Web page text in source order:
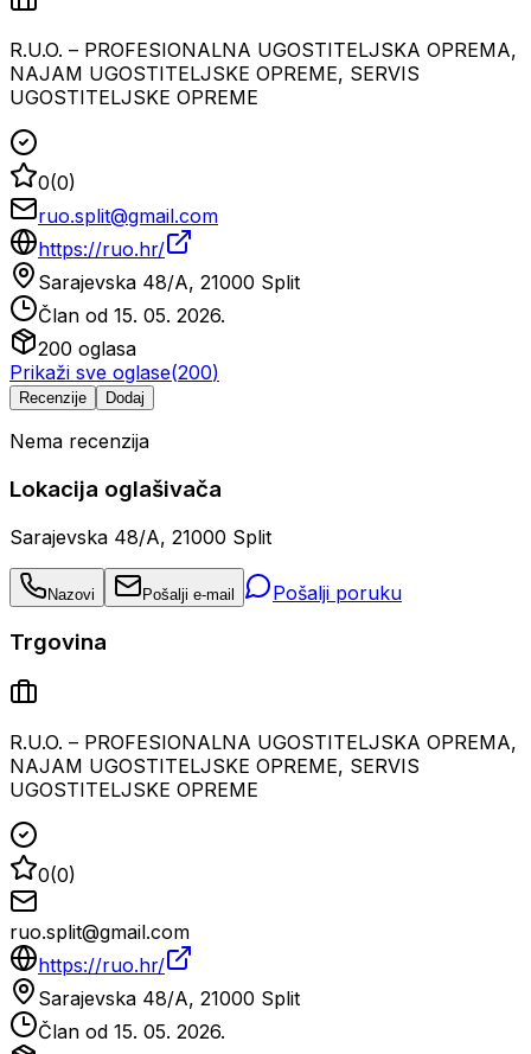
R.U.O. – PROFESIONALNA UGOSTITELJSKA OPREMA,
NAJAM UGOSTITELJSKE OPREME, SERVIS
UGOSTITELJSKE OPREME
0(0)
ruo.split@gmail.com
https://ruo.hr/
Sarajevska 48/A, 21000 Split
Član od 15. 05. 2026.
200 oglasa
Prikaži sve oglase(200)
Recenzije Dodaj
Nema recenzija
Lokacija oglašivača
Sarajevska 48/A, 21000 Split
Nazovi Pošalji e-mail Pošalji poruku
Trgovina
R.U.O. – PROFESIONALNA UGOSTITELJSKA OPREMA,
NAJAM UGOSTITELJSKE OPREME, SERVIS
UGOSTITELJSKE OPREME
0(0)
ruo.split@gmail.com
https://ruo.hr/
Sarajevska 48/A, 21000 Split
Član od 15. 05. 2026.